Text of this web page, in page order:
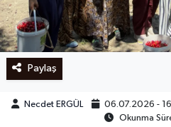
Paylaş
Necdet ERGÜL 06.07.2026 -
Okunma
Ege
İzmir
İletişim